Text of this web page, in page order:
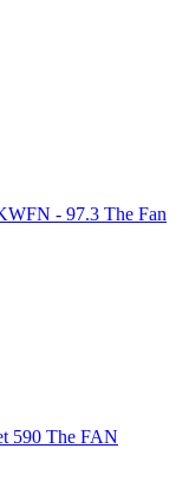
- 97.3 The Fan
590 The FAN